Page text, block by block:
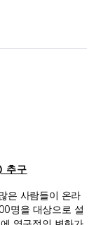
추구
은 사람들이 온라
명을 대상으로 설